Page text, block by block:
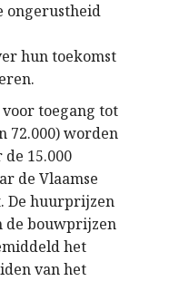
ongerustheid
hun toekomst
toegang tot
72.000) worden
15.000
de Vlaamse
De huurprijzen
de bouwprijzen
het
van het